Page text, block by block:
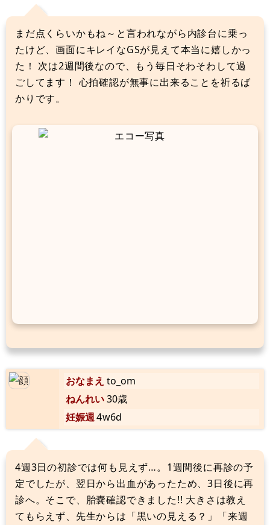
まだ点くらいかもね～と言われながら内診台に乗っ
たけど、画面にキレイなGSが見えて本当に嬉しかっ
た！ 次は2週間後なので、もう毎日そわそわして過
ごしてます！ 心拍確認が無事に出来ることを祈るば
かりです。
おなまえ to_om
ねんれい30歳
妊娠週4w6d
4週3日の初診では何も見えず…。1週間後に再診の予
定でしたが、翌日から出血があったため、3日後に再
診へ。そこで、胎嚢確認できました!! 大きさは教え
てもらえず、先生からは「黒いの見える？」「来週